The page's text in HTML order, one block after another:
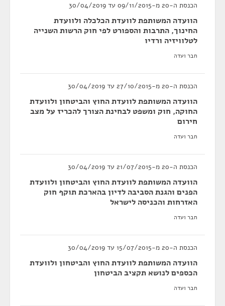
הכנסת ה-20 מ-09/11/2015 עד 30/04/2019
הוועדה המשותפת לוועדת הכלכלה ולוועדת
החינוך, התרבות והספורט לפי חוק הרשות השנייה
לטלוויזיה ורדיו
חבר ועדה
הכנסת ה-20 מ-27/10/2015 עד 30/04/2019
הוועדה המשותפת לוועדת החוץ והביטחון ולוועדת
החוקה, חוק ומשפט לבחינת הצורך להכריז על מצב
חירום
חבר ועדה
הכנסת ה-20 מ-21/07/2015 עד 30/04/2019
הוועדה המשותפת לוועדת החוץ והביטחון ולוועדת
הפנים והגנת הסביבה לדיון בהארכת תוקף חוק
האזרחות והכניסה לישראל
חבר ועדה
הכנסת ה-20 מ-15/07/2015 עד 30/04/2019
הוועדה המשותפת לוועדת החוץ והביטחון ולוועדת
הכספים לנושא תקציב הביטחון
חבר ועדה